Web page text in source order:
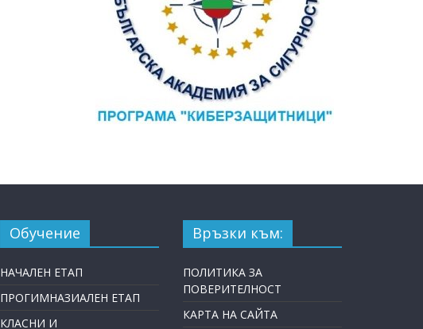
Обучение
НАЧАЛЕН ЕТАП
ПРОГИМНАЗИАЛЕН ЕТАП
КЛАСНИ И
Връзки към:
ПОЛИТИКА ЗА
ПОВЕРИТЕЛНОСТ
КАРТА НА САЙТА